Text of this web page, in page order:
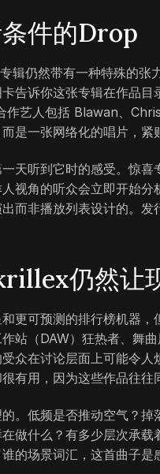
件的Drop
辑仍然带有一种特殊的张
卡告诉你这张专辑在作品
作艺人包括 Blawan、
是一张网络化的唱片，紧
天听到它时的感受。惊
视角的听众会立即开始
而非播放列表设计的。
仍然让
更可预测的排行榜机器
站（DAW）狂热者、舞
众在讨论层面上可能令
有用，因为这些作品往往
。低频是否推动空气？
做什么？有多少层次承
的场景词汇，这首曲子是